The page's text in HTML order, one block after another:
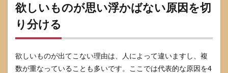
向く
人と
具体
一緒
に選
欲しいものが思い浮かばない原因を切
り分ける
欲しいものが出てこない理由は、人によって違いますし、複
数が重なっていることも多いです。ここでは代表的な原因を4